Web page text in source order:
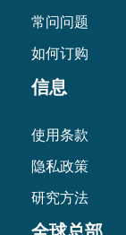
常问问题
如何订购
信息
使用条款
隐私政策
研究方法